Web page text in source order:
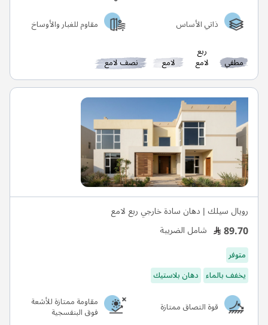
ذاتي الأساس
مقاوم للغبار والأوساخ
مطفي
ربع
لامع لامع نصف لامع
رويال سيلك | دهان سادة خارجي ربع لامع
89.70 شامل الضريبة
متوفر
يخفف بالماء دهان بلاستيك
قوة التصاق ممتازة
مقاومة ممتازة للأشعة
فوق البنفسجية